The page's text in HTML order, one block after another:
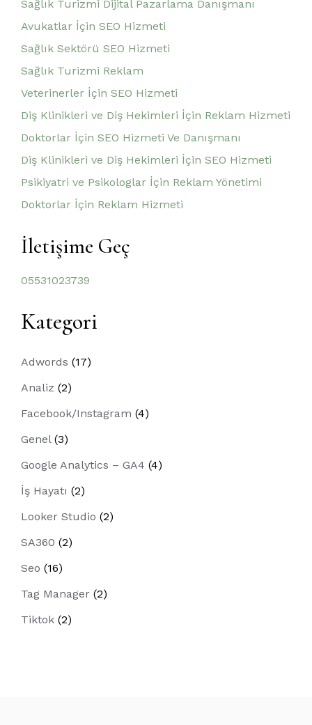
Sağlık Turizmi Dijital Pazarlama Danışmanı
Avukatlar İçin SEO Hizmeti
Sağlık Sektörü SEO Hizmeti
Sağlık Turizmi Reklam
Veterinerler İçin SEO Hizmeti
Diş Klinikleri ve Diş Hekimleri İçin Reklam Hizmeti
Doktorlar İçin SEO Hizmeti Ve Danışmanı
Diş Klinikleri ve Diş Hekimleri İçin SEO Hizmeti
Psikiyatri ve Psikologlar İçin Reklam Yönetimi
Doktorlar İçin Reklam Hizmeti
İletişime Geç
05531023739
Kategori
Adwords (17)
Analiz (2)
Facebook/Instagram (4)
Genel(3)
Google Analytics – GA4 (4)
İş Hayatı (2)
Looker Studio (2)
SA360 (2)
Seo (16)
Tag Manager (2)
Tiktok (2)